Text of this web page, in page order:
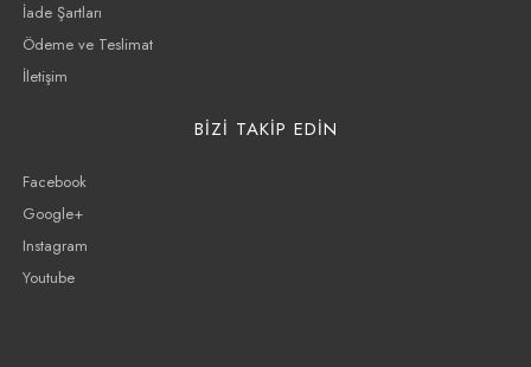
İade Şartları
Ödeme ve Teslimat
İletişim
BİZİ TAKİP EDİN
Facebook
Google+
Instagram
Youtube